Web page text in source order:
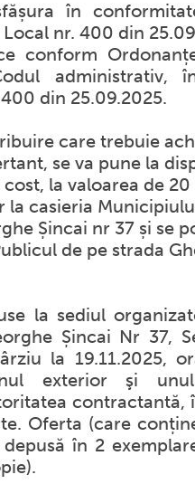
în
nr. 400 din
conform
administrativ,
din 25.09.2025.
care trebuie
se va pune la
la valoarea de 20
la casieria
Șincai nr 37 și se
de pe strada
la sediul
Șincai Nr 37,
la 19.11.2025,
exterior şi
contractantă,
Oferta (care
în 2